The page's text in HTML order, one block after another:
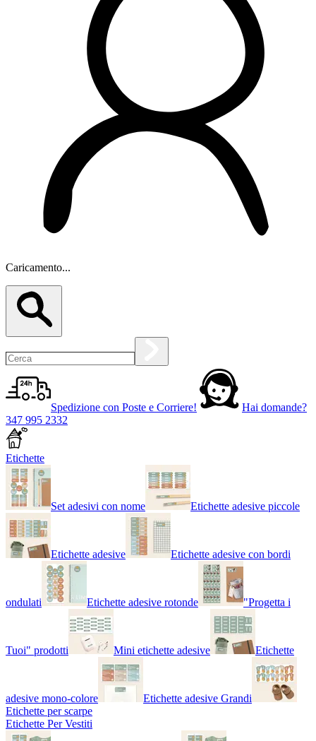
Caricamento...
Spedizione con Poste e Corriere!
Hai domande?
347 995 2332
Etichette
Set adesivi con nome Etichette adesive piccole
Etichette adesive Etichette adesive con bordi
ondulati Etichette adesive rotonde "Progetta i
Tuoi" prodotti Mini etichette adesive Etichette
adesive mono-colore
Etichette adesive Grandi
Etichette per scarpe
Etichette Per Vestiti